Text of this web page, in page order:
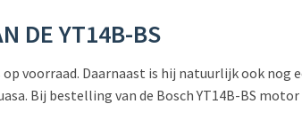
DEYT14B-BS
voorraad. Daarnaast is hij natuurlijk ook nog
Bij bestelling van de Bosch YT14B-BS